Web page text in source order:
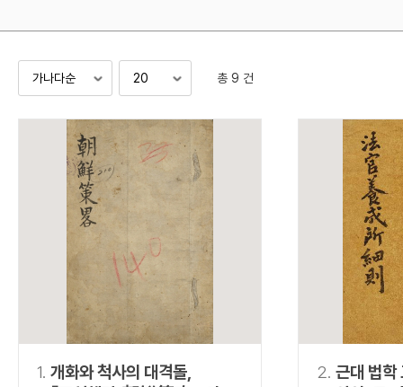
조선 후기
검색 연산자 사용안내
AND
“정조”와 “정약
OR “정조” 또는 “
“정조”가 나온
료를 검색
동시에 여러 개의 연산자를 사용할 수 있습니다.
총 9 건
1. 개화와 척사의 대격돌,
2. 근대 법학